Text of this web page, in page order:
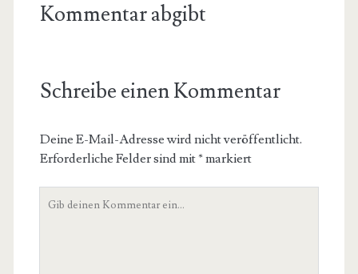
Kommentar abgibt
Schreibe einen Kommentar
Deine E-Mail-Adresse wird nicht veröffentlicht.
Erforderliche Felder sind mit*markiert
Dein